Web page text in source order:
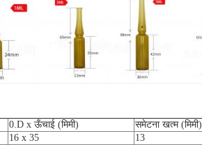
0.D x ऊँचाई (मिमी)
समेटना खत्म (मिमी)
16 x 35
13